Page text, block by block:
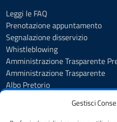
Gestisci
Leggi le FAQ
Prenotazione appuntamento
Segnalazione disservizio
Whistleblowing
Amministrazione Trasparente
Amministrazione Trasparente
Albo Pretorio